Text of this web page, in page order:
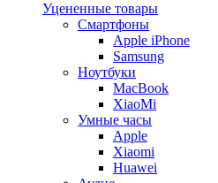
Уцененные товары
Cмартфоны
Apple iPhone
Samsung
Ноутбуки
MacBook
XiaoMi
Умные часы
Apple
Xiaomi
Huawei